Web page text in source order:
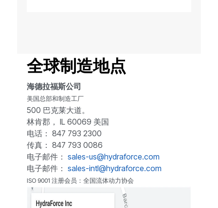
全球制造地点
海德拉福斯公司
美国总部和制造工厂
500 巴克莱大道。
林肯郡， IL 60069 美国
电话： 847 793 2300
传真： 847 793 0086
电子邮件： sales-us@hydraforce.com
电子邮件： sales-intl@hydraforce.com
ISO 9001 注册会员：全国流体动力协会